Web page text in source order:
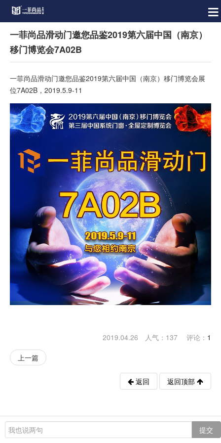
一菲尚品滑动门邀您品鉴2019第六届中国（南京）
移门博览会7A02B
一菲尚品滑动门邀您品鉴2019第六届中国（南京）移门博览会展
位7A02B，2019.5.9-11
2019.04.26 人气： 137 评论： 1
上一篇
返回 返回顶部
提交